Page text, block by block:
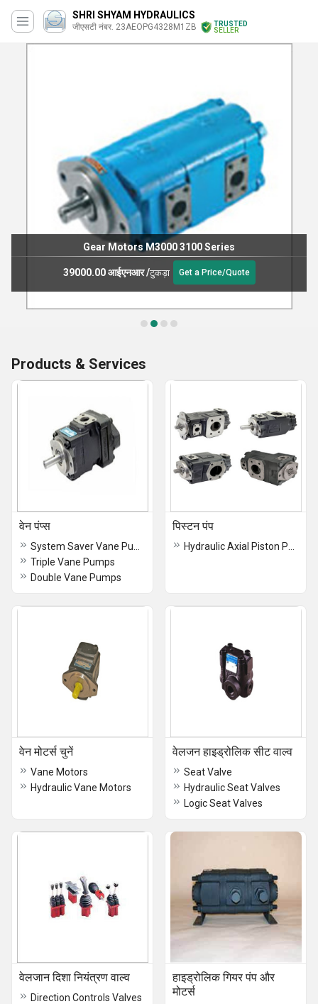
SHRI SHYAM HYDRAULICS
जीएसटी नंबर. 23AEOPG4328M1ZB
TRUSTED
SELLER
Gear Motors M3000 3100 Series
39000.00 आईएनआर/टुकड़ा Get a Price/Quote
Products & Services
वेन पंप्स
Triple Vane Pumps
Double Vane Pumps
पिस्टन पंप
वेन मोटर्स चुनें
Vane Motors
Hydraulic Vane Motors
वेलजन हाइड्रोलिक सीट वाल्व
Seat Valve
Hydraulic Seat Valves
Logic Seat Valves
वेलजान दिशा नियंत्रण वाल्व
Direction Controls Valves
हाइड्रोलिक गियर पंप और
मोटर्स